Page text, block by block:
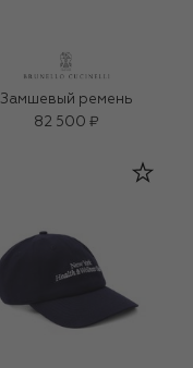
Замшевый ремень
82 500 ₽